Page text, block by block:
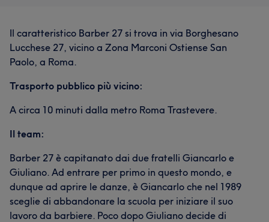
Il caratteristico Barber 27 si trova in via Borghesano
Lucchese 27, vicino a Zona Marconi Ostiense San
Paolo, a Roma.
Trasporto pubblico più vicino:
A circa 10 minuti dalla metro Roma Trastevere.
Il team:
Barber 27 è capitanato dai due fratelli Giancarlo e
Giuliano. Ad entrare per primo in questo mondo, e
dunque ad aprire le danze, è Giancarlo che nel 1989
sceglie di abbandonare la scuola per iniziare il suo
lavoro da barbiere. Poco dopo Giuliano decide di